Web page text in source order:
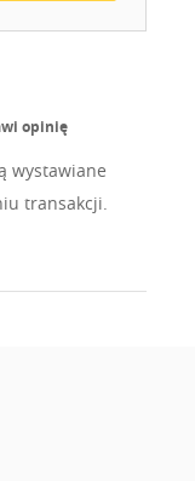
opinię
wystawiane
transakcji.